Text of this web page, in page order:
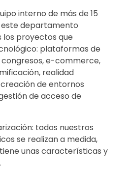
interno de más de 15
departamento
proyectos que
plataformas de
e-commerce,
realidad
de entornos
de acceso de
todos nuestros
se realizan a medida,
unas características y